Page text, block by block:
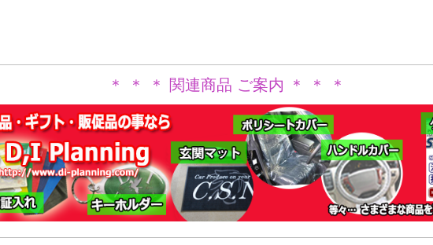
＊ ＊ ＊ 関連商品 ご案内 ＊ ＊ ＊